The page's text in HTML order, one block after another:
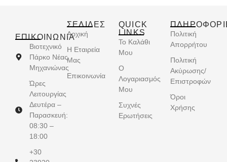
ΕΠΙΚΟΙΝΩΝΊΑ
Βιοτεχνικό
Πάρκο Νέας
Μηχανιώνας
Ώρες
Λειτουργίας
Δευτέρα –
Παρασκευή:
08:30 –
18:00
+30
ΣΕΛΙΔΕΣ
Αρχική
Η Εταιρεία
Μας
Επικοινωνία
QUICK
LINKS
Το Καλάθι
Μου
Ο
Λογαριασμός
Μου
Συχνές
Ερωτήσεις
Πολιτική
Απορρήτου
Πολιτική
Ακύρωσης/
Επιστροφών
Όροι
Χρήσης